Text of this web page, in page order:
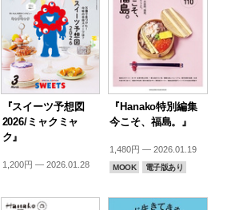
『スイーツ予想図
2026/ミャクミャ
ク』
1,200円 — 2026.01.28
『Hanako特別編集
今こそ、福島。』
1,480円 — 2026.01.19
MOOK 電子版あり